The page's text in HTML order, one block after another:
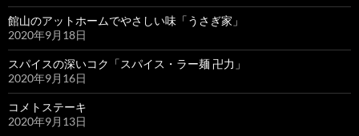
館山のアットホームでやさしい味「うさぎ家」
2020年9月18日
スパイスの深いコク「スパイス・ラー麺 卍力」
2020年9月16日
コメトステーキ
2020年9月13日